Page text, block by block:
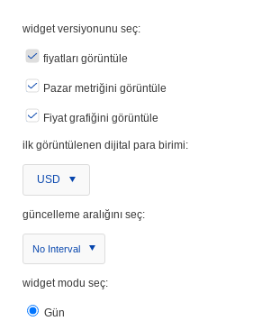
widget versiyonunu seç:
fiyatları görüntüle
Pazar metriğini görüntüle
Fiyat grafiğini görüntüle
ilk görüntülenen dijital para birimi:
USD
güncelleme aralığını seç:
No Interval
widget modu seç:
Gün